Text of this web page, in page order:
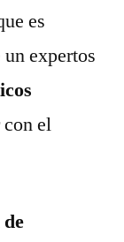
es
expertos
con el